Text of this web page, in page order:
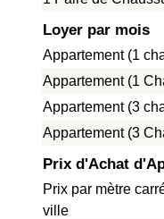
Loyer par mois
Appartement (1
Appartement (1
Appartement (3
Appartement (3
Prix d'Achat
Prix par mètre
ville